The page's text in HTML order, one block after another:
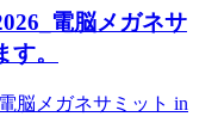
電脳メガネサ
。
脳メガネサミット in